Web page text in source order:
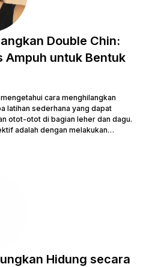
Double Chin:
Ampuh untuk Bentuk
cara menghilangkan
latihan sederhana yang dapat
otot-otot di bagian leher dan dagu.
adalah dengan melakukan
mulut secara berulang. Kamu
di bawah ini. 5 Penyebab Double
Hidung secara